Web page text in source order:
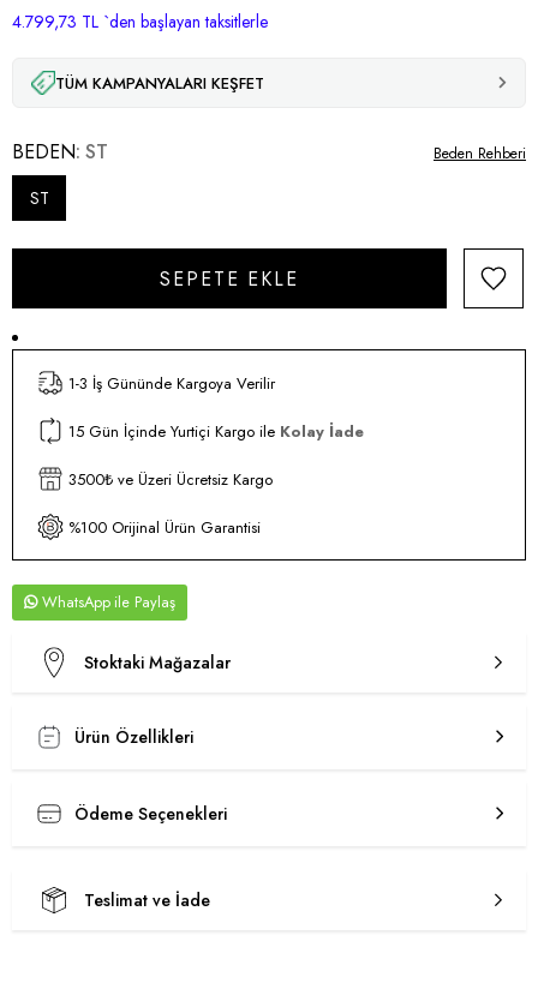
İndirim
4.799,73 TL `den başlayan taksitlerle
TÜM KAMPANYALARI KEŞFET
BEDEN ST
ST
Beden Rehberi
1-3 İş Gününde Kargoya Verilir
15 Gün İçinde Yurtiçi Kargo ile Kolay İade
3500₺ ve Üzeri Ücretsiz Kargo
%100 Orijinal Ürün Garantisi
WhatsApp
Stoktaki Mağazalar
Ürün Özellikleri
Ödeme Seçenekleri
Teslimat ve İade